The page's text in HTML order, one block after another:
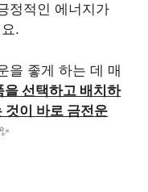
정적인 에너지가
.
을 좋게 하는 데 매
을 선택하고 배치하
것이 바로 금전운